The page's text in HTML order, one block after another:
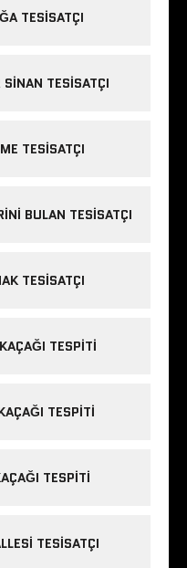
TESISATÇI
SINAN TESISATÇI
TESISATÇI
BULAN TESISATÇI
TESISATÇI
TESPITI
TESPITI
TESPITI
TESISATÇI